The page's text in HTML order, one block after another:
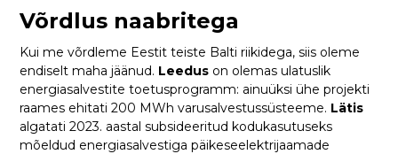
Võrdlus naabritega
Kui me võrdleme Eestit teiste Balti riikidega, siis oleme
endiselt maha jäänud. Leedus on olemas ulatuslik
energiasalvestite toetusprogramm: ainuüksi ühe projekti
raames ehitati 200 MWh varusalvestussüsteeme. Lätis
algatati 2023. aastal subsideeritud kodukasutuseks
mõeldud energiasalvestiga päikeseelektrijaamade